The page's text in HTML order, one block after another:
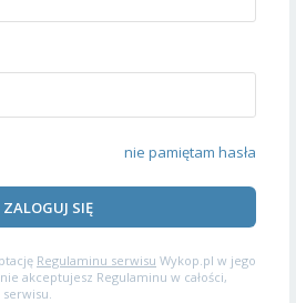
nie pamiętam hasła
ZALOGUJ SIĘ
Regulaminu serwisu Wykop.pl w jego
akceptujesz Regulaminu w całości,